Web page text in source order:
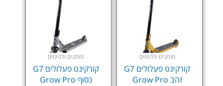
מותגים ולהיטים
קורקינט פעלולים G7
זהב Grow Pro
מותגים ולהיטים
קורקינט פעלולים G7
כסוף Grow Pro